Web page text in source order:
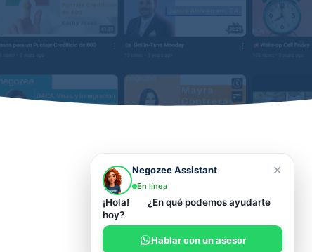
×
Negozee Assistant
En línea
¡Hola!
¿En qué podemos ayudarte
hoy?
Hablar con un asesor